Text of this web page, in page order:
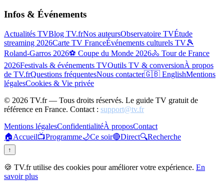
Infos & Événements
Actualités TVBlog TV.frNos auteursObservatoire TVÉtude
streaming 2026Carte TV FranceÉvénements culturels TV🎾
Roland-Garros 2026⚽ Coupe du Monde 2026🚴 Tour de France
2026Festivals & événements TVOutils TV & conversionÀ propos
de TV.frQuestions fréquentesNous contacter🇬🇧 EnglishMentions
légalesCookies & Vie privée
© 2026 TV.fr — Tous droits réservés. Le guide TV gratuit de
référence en France. Contact : support@tv.fr
Mentions légalesConfidentialitéÀ proposContact
🏠Accueil📺Programme🌙Ce soir🔴Direct🔍Recherche
↑
🍪 TV.fr utilise des cookies pour améliorer votre expérience. En
savoir plus